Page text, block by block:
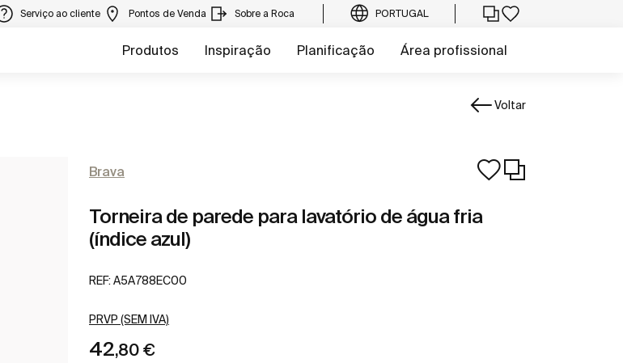
Serviço ao cliente Pontos de Venda Sobre a Roca PORTUGAL
Produtos Inspiração Planificação Área profissional
Voltar
Brava
Torneira de parede para lavatório de água fria
(índice azul)
REF: A5A788EC00
PRVP (SEM IVA)
42,80 €